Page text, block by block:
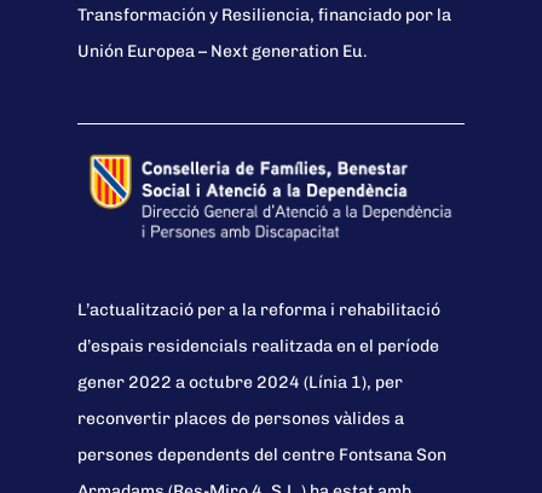
Transformación y Resiliencia, financiado por la
Unión Europea – Next generation Eu.
L’actualització per a la reforma i rehabilitació
d’espais residencials realitzada en el període
gener 2022 a octubre 2024 (Línia 1), per
reconvertir places de persones vàlides a
persones dependents del centre Fontsana Son